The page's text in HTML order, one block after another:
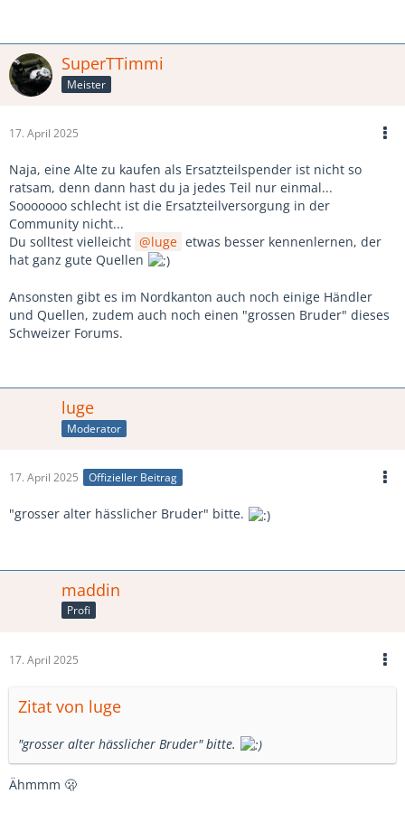
SuperTTimmi
Meister
17. April 2025
Naja, eine Alte zu kaufen als Ersatzteilspender ist nicht so
ratsam, denn dann hast du ja jedes Teil nur einmal...
Sooooooo schlecht ist die Ersatzteilversorgung in der
Community nicht...
Du solltest vielleicht
luge etwas besser kennenlernen, der
hat ganz gute Quellen
Ansonsten gibt es im Nordkanton auch noch einige Händler
und Quellen, zudem auch noch einen "grossen Bruder" dieses
Schweizer Forums.
luge
Moderator
17. April 2025 Offizieller Beitrag
"grosser alter hässlicher Bruder" bitte.
maddin
Profi
17. April 2025
Zitat von luge
"grosser alter hässlicher Bruder" bitte.
Ähmmm 🫢